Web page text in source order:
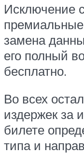
Исключение
замена
его полный
бесплатно.
Во всех
издержек за
билете
типа и